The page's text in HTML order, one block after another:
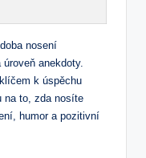
nosení
anekdoty.
k úspěchu
na to, zda nosíte
humor a pozitivní